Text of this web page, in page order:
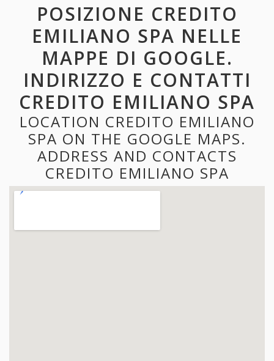
POSIZIONE CREDITO
EMILIANO SPA NELLE
MAPPE DI GOOGLE.
INDIRIZZO E CONTATTI
CREDITO EMILIANO SPA
LOCATION CREDITO EMILIANO
SPA ON THE GOOGLE MAPS.
ADDRESS AND CONTACTS
CREDITO EMILIANO SPA